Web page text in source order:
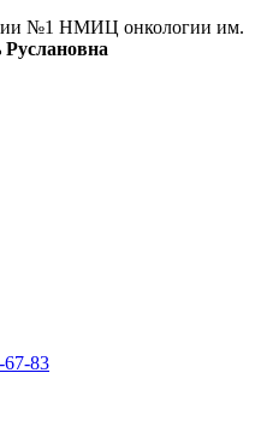
№1 НМИЦ онкологии им.
67-83